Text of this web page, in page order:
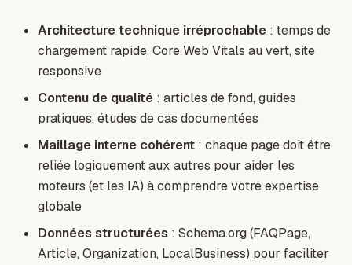
Architecture technique irréprochable : temps de
chargement rapide, Core Web Vitals au vert, site
responsive
Contenu de qualité : articles de fond, guides
pratiques, études de cas documentées
Maillage interne cohérent : chaque page doit être
reliée logiquement aux autres pour aider les
moteurs (et les IA) à comprendre votre expertise
globale
Données structurées : Schema.org (FAQPage,
Article, Organization, LocalBusiness) pour faciliter